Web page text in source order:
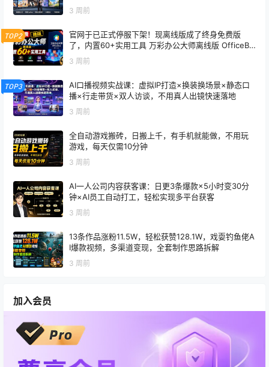
3 周前
TOP2
官网于已正式停服下架！现离线版成了终身免费版
了，内置60+实用工具 万彩办公大师离线版 OfficeBo
3 周前
TOP3
AI口播视频实战课：虚拟IP打造×换装换场景×静态口
播×行走带货×双人访谈，不用真人出镜快速落地
3 周前
全自动游戏搬砖，日搬上千，有手机就能做，不用玩
游戏，每天仅需10分钟
3 周前
AI一人公司内容获客课：日更3条爆款×5小时变30分
钟×AI员工自动打工，轻松实现多平台获客
3 周前
13条作品涨粉11.5W，轻松获赞128.1W，戏耍钓鱼佬A
I爆款视频，多渠道变现，全套制作思路拆解
3 周前
加入会员